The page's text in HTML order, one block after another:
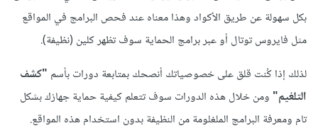
بكل سهولة عن طريق الأكواد وهذا معناه عند فحص البرامج في المواقع
مثل فايروس توتال أو عبر برامج الحماية سوف تظهر كلين (نظيفة).
لذلك إذا كُنت قلق على خصوصياتك أنصحك بمتابعة دورات بأسم "كشف
التلغيم"ومن خلال هذه الدورات سوف تتعلم كيفية حماية جهازك بشكل
تام ومعرفة البرامج الملغلومة من النظيفة بدون استخدام هذه المواقع.